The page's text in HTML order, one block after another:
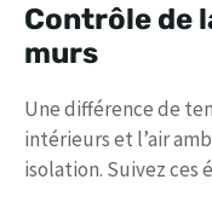
Contrôle de
murs
Une différence de
intérieurs et l’air
isolation. Suivez ces